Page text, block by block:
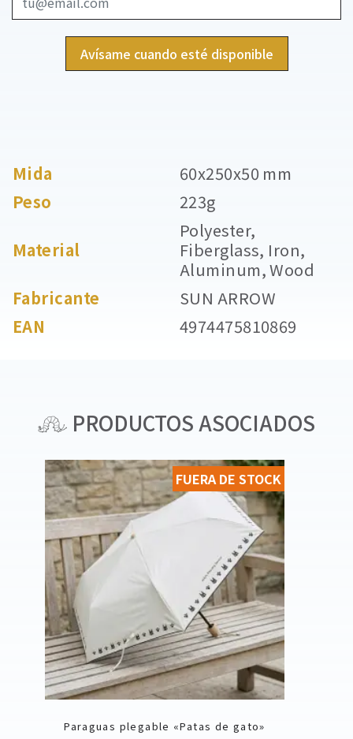
Avísame cuando esté disponible
Mida
60x250x50 mm
Peso
223g
Material
Polyester,
Fiberglass, Iron,
Aluminum, Wood
Fabricante
SUN ARROW
EAN
4974475810869
PRODUCTOS ASOCIADOS
Paraguas plegable «Patas de gato»
FUERA DE STOCK